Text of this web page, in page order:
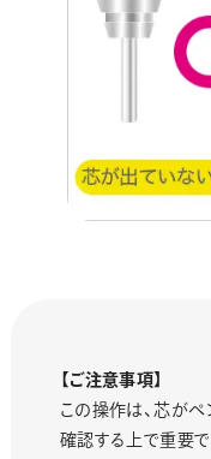
【ご注意事項】
この操作は、芯が
確認する上で重要で